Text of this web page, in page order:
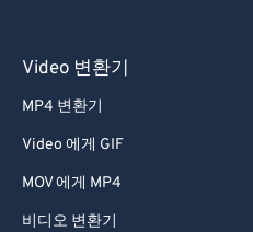
Video 변환기
MP4 변환기
Video 에게 GIF
MOV 에게 MP4
비디오 변환기